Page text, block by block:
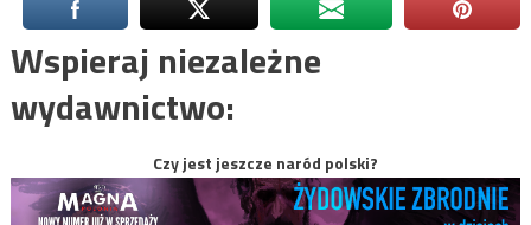
Wspieraj niezależne
wydawnictwo:
Czy jest jeszcze naród polski?